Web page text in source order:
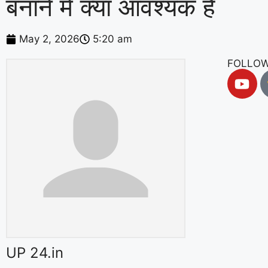
बनाने में क्या आवश्यक है
May 2, 2026 5:20 am
UP 24.in